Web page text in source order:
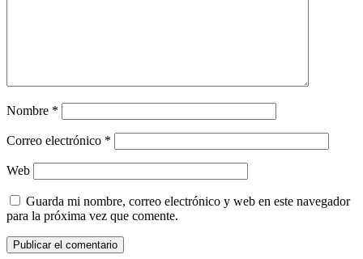
Nombre *
Correo electrónico *
Web
Guarda mi nombre, correo electrónico y web en este navegador
para la próxima vez que comente.